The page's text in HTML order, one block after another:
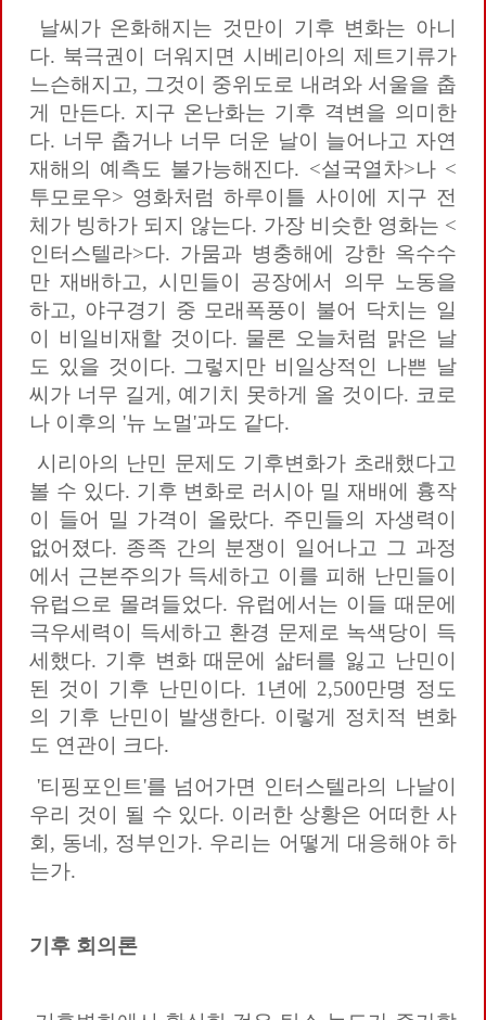
날씨가 온화해지는 것만이 기후 변화는 아니
다. 북극권이 더워지면 시베리아의 제트기류가
느슨해지고, 그것이 중위도로 내려와 서울을 춥
게 만든다. 지구 온난화는 기후 격변을 의미한
다. 너무 춥거나 너무 더운 날이 늘어나고 자연
재해의 예측도 불가능해진다. <설국열차>나 <
투모로우> 영화처럼 하루이틀 사이에 지구 전
체가 빙하가 되지 않는다. 가장 비슷한 영화는 <
인터스텔라>다. 가뭄과 병충해에 강한 옥수수
만 재배하고, 시민들이 공장에서 의무 노동을
하고, 야구경기 중 모래폭풍이 불어 닥치는 일
이 비일비재할 것이다. 물론 오늘처럼 맑은 날
도 있을 것이다. 그렇지만 비일상적인 나쁜 날
씨가 너무 길게, 예기치 못하게 올 것이다. 코로
나 이후의 '뉴 노멀'과도 같다.
시리아의 난민 문제도 기후변화가 초래했다고
볼 수 있다. 기후 변화로 러시아 밀 재배에 흉작
이 들어 밀 가격이 올랐다. 주민들의 자생력이
없어졌다. 종족 간의 분쟁이 일어나고 그 과정
에서 근본주의가 득세하고 이를 피해 난민들이
유럽으로 몰려들었다. 유럽에서는 이들 때문에
극우세력이 득세하고 환경 문제로 녹색당이 득
세했다. 기후 변화 때문에 삶터를 잃고 난민이
된 것이 기후 난민이다. 1년에 2,500만명 정도
의 기후 난민이 발생한다. 이렇게 정치적 변화
도 연관이 크다.
'티핑포인트'를 넘어가면 인터스텔라의 나날이
우리 것이 될 수 있다. 이러한 상황은 어떠한 사
회, 동네, 정부인가. 우리는 어떻게 대응해야 하
는가.
기후 회의론